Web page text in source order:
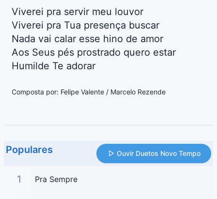
Viverei pra servir meu louvor
Viverei pra Tua presença buscar
Nada vai calar esse hino de amor
Aos Seus pés prostrado quero estar
Humilde Te adorar
Composta por: Felipe Valente / Marcelo Rezende
Populares Ouvir Duetos Novo Tempo
1 Pra Sempre